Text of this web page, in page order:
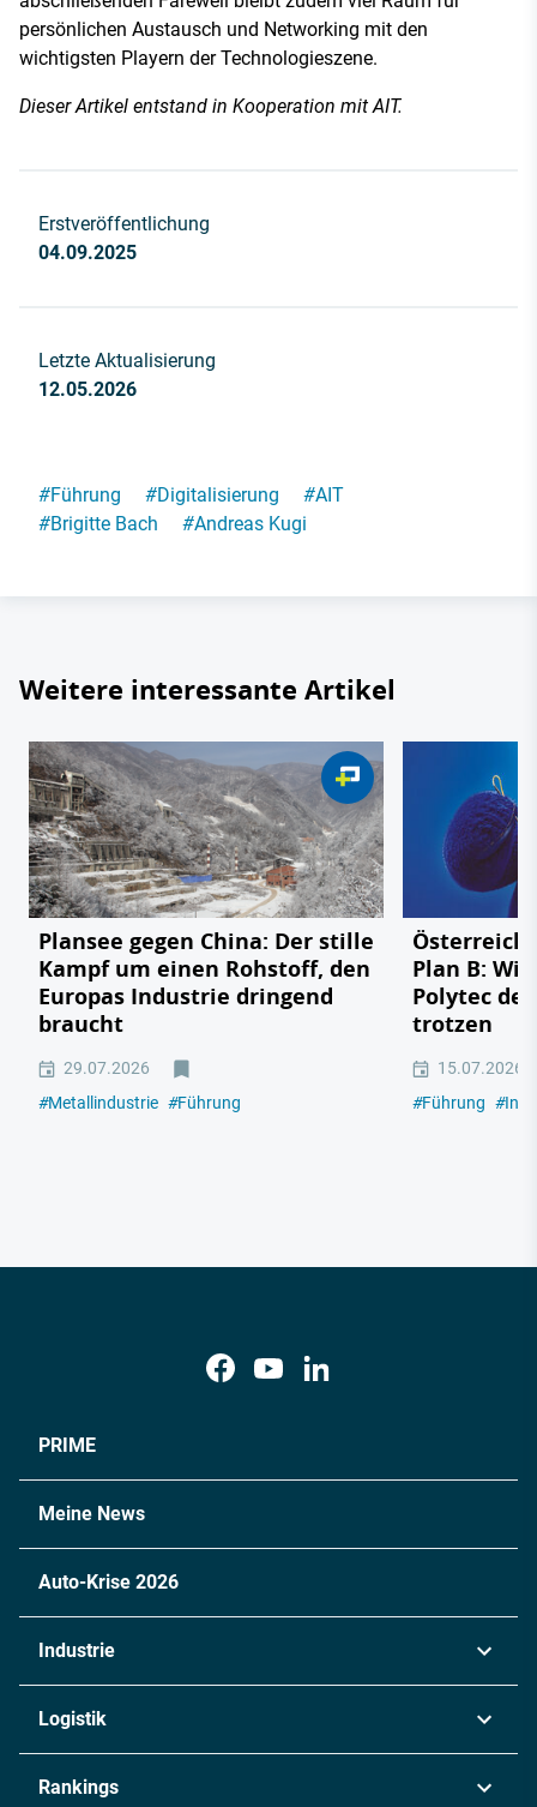
persönlichen Austausch und Networking mit den
wichtigsten Playern der Technologieszene.
Dieser Artikel entstand in Kooperation mit AIT.
Erstveröffentlichung
04.09.2025
Letzte Aktualisierung
12.05.2026
#Führung #Digitalisierung #AIT
#Brigitte Bach #Andreas Kugi
Weitere interessante Artikel
Plansee gegen China: Der stille
Kampf um einen Rohstoff, den
Europas Industrie dringend
braucht
29.07.2026
#Metallindustrie #Führung
Plan B:
Polytec
trotzen
15.07.2026
#Führung #
PRIME
Meine News
Auto-Krise 2026
Industrie
Chemie
Logistik
Rankings